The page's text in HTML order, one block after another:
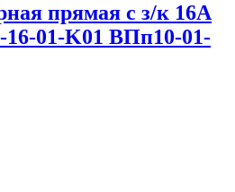
прямая с з/к 16А
16-01-K01 ВПп10-01-